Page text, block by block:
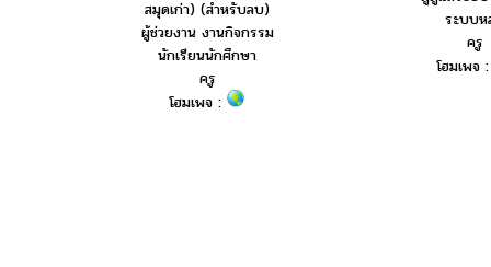
สมุดเก่า) (สำหรับลบ)
ผู้ช่วยงาน งานกิจกรรม
นักเรียนนักศึกษา
ครู
โฮมเพจ :
ระบบ
ครู
โฮมเพจ